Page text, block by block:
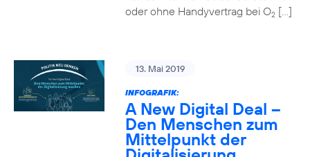
oder ohne Handyvertrag bei O2[…]
13. Mai 2019
INFOGRAFIK:
A New Digital Deal –
Den Menschen zum
Mittelpunkt der